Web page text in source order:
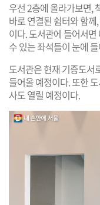
우선 2층에 올라가보면,
바로 연결된 쉼터와 함
이다. 도서관에 들어서
수 있는 좌석들이 눈에
도서관은 현재 기증도서
들어올 예정이다. 또한
사도 열릴 예정이다.